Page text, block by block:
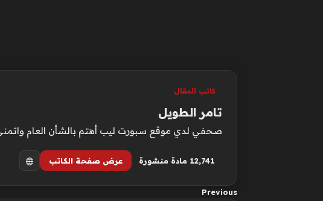
كاتب المقال
تامر الطويل
صحفي لدي موقع سبورت ليب أهتم بالشأن العام واتمني
12٬741 مادة منشورة عرض صفحة الكاتب
Previous